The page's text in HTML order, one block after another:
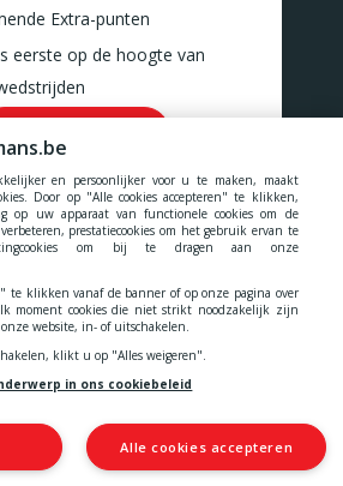
Extra-punten
eerste op de hoogte van
alle belastingen, BTW, taksen en diensten.
- Algemene voorwaarden -
Quality Meat Renmans
en persoonlijker voor u te maken, maakt
Door op "Alle cookies accepteren" te klikken,
op uw apparaat van functionele cookies om de
prestatiecookies om het gebruik ervan te
om bij te dragen aan onze
te klikken vanaf de banner of op onze pagina over
moment cookies die niet strikt noodzakelijk zijn
website, in- of uitschakelen.
klikt u op "Alles weigeren".
in ons cookiebeleid
Alle cookies accepteren